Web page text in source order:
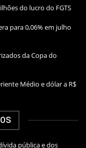
do lucro do FGTS
para 0,06% em julho
da Copa do
Médio e dólar a R$
pública e dos